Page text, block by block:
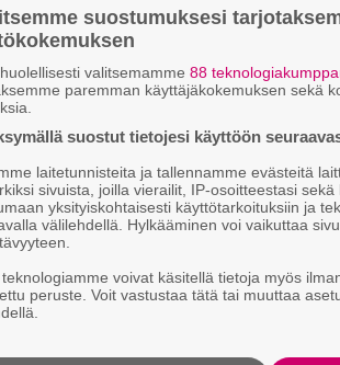
suostumuksesi
valitsemamme 88
paremman käyttäjäkokemuksen sekä
suostut tietojesi käyttöön
laitetunnisteita ja tallennamme evästeitä
sivuista, joilla vierailit, IP-osoitteestasi
yksityiskohtaisesti käyttötarkoituksiin ja
välilehdellä. Hylkääminen voi vaikuttaa
voivat käsitellä tietoja myös
peruste. Voit vastustaa tätä tai muuttaa